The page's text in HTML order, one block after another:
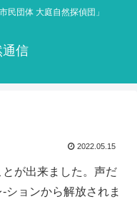
民団体 大庭自然探偵団」
通信
2022.05.15
が出来ました。声だ
ションから解放されま